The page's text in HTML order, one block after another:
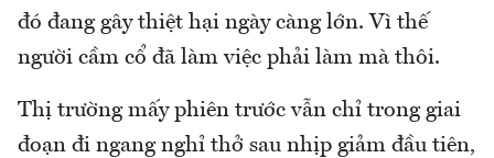
đó đang gây thiệt hại ngày càng lớn. Vì thế
người cầm cổ đã làm việc phải làm mà thôi.
Thị trường mấy phiên trước vẫn chỉ trong giai
đoạn đi ngang nghỉ thở sau nhịp giảm đầu tiên,